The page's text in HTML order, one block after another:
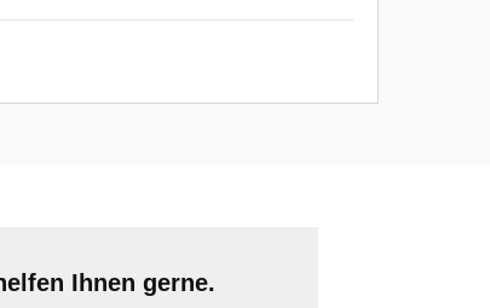
Ihnen gerne.